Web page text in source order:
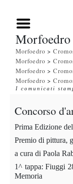
Morfoedro
Morfoedro >
Morfoedro >
Morfoedro >
Morfoedro >
I comunicati
Concorso
Prima Edizione
Premio di pittura,
a cura di Paola
1^ tappa: Fiuggi
Memoria